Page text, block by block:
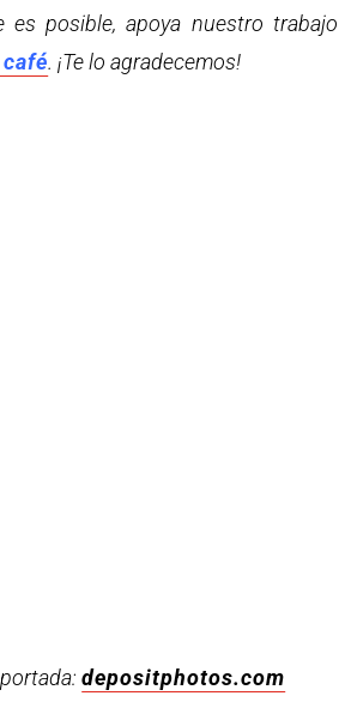
es posible, apoya nuestro trabajo
. ¡Te lo agradecemos!
depositphotos.com